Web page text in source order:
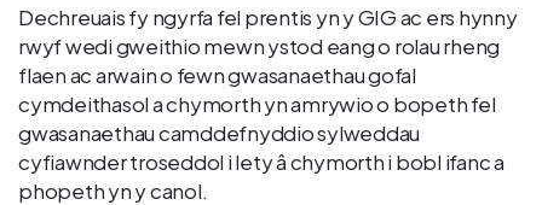
Dechreuais fy ngyrfa fel prentis yn y GIG ac ers hynny
rwyf wedi gweithio mewn ystod eang o rolau rheng
flaen ac arwain o fewn gwasanaethau gofal
cymdeithasol a chymorth yn amrywio o bopeth fel
gwasanaethau camddefnyddio sylweddau
cyfiawnder troseddol i lety â chymorth i bobl ifanc a
phopeth yn y canol.